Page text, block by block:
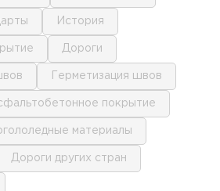
история
дороги
герметизация швов
покрытие
материалы
дороги других стран